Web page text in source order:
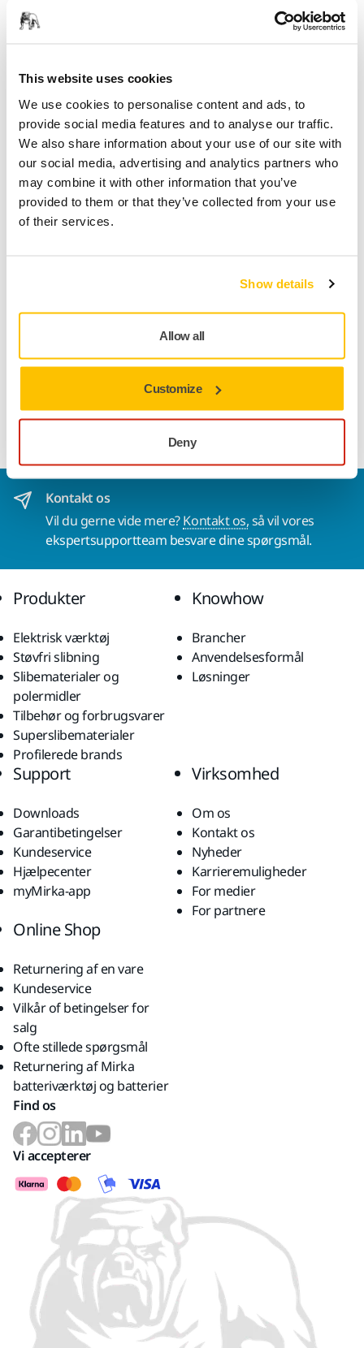
This website uses cookies
We use cookies to personalise content and ads, to
provide social media features and to analyse our traffic.
We also share information about your use of our site with
our social media, advertising and analytics partners who
may combine it with other information that you’ve
provided to them or that they’ve collected from your use
of their services.
Show details
Allow all
Customize
Deny
Fragt fri levering ved ordrer over 599,- kr incl moms.
Sikker betaling med kort
Sporing af forsendelsen
Produktoplysninger
Stærkt og tykt maskeringspapir til mere krævende opgaver.
Imprægneret for at undgå farvegennemslag. Ingen
farveafskalning. Vægt 50g/m². Mirka® Masking-løsninger
afdækningstape og tilbehør. Et komplet sortiment af høj
kvalitets afdækningsprodukter, der opfylder de
professionelle krav inden for karosseri og lakering.
Kontakt os
Vil du gerne vide mere?Kontakt os,så vil vores
ekspertsupportteam besvare dine spørgsmål.
Produkter
Elektrisk værktøj
Støvfri slibning
Slibematerialer og
polermidler
Tilbehør og forbrugsvarer
Superslibematerialer
Profilerede brands
Knowhow
Brancher
Anvendelsesformål
Løsninger
Support
Downloads
Garantibetingelser
Kundeservice
Hjælpecenter
myMirka-app
Virksomhed
Om os
Kontakt os
Nyheder
Karrieremuligheder
For medier
For partnere
Online Shop
Returnering af en vare
Kundeservice
Vilkår of betingelser for
salg
Ofte stillede spørgsmål
Returnering af Mirka
batteriværktøj og batterier
Find os
Vi accepterer